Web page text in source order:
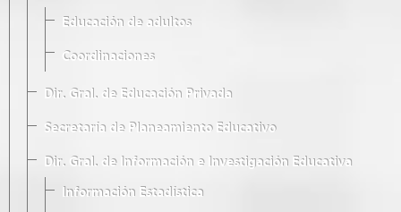
Educación de adultos
Coordinaciones
Dir. Gral. de Educación Privada
Secretaría de Planeamiento Educativo
Dir. Gral. de Información e Investigación Educativa
Información Estadística